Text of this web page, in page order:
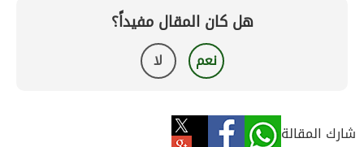
هل كان المقال مفيداً؟
نعم لا
شارك المقالة